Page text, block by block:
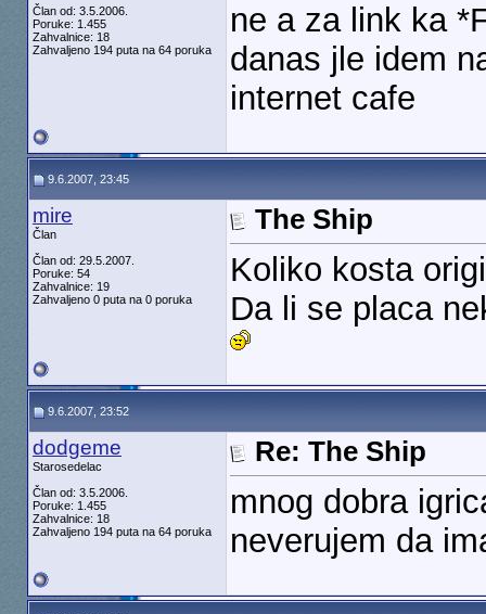
Član od: 3.5.2006.
Poruke: 1.455
Zahvalnice: 18
Zahvaljeno 194 puta na 64 poruka
ne a za link ka
danas jle idem
internet cafe
9.6.2007, 23:45
mire
Član
Član od: 29.5.2007.
Poruke: 54
Zahvalnice: 19
Zahvaljeno 0 puta na 0 poruka
The Ship
Koliko kosta
Da li se placa
9.6.2007, 23:52
dodgeme
Starosedelac
Član od: 3.5.2006.
Poruke: 1.455
Zahvalnice: 18
Zahvaljeno 194 puta na 64 poruka
Re: The Ship
mnog dobra
neverujem da